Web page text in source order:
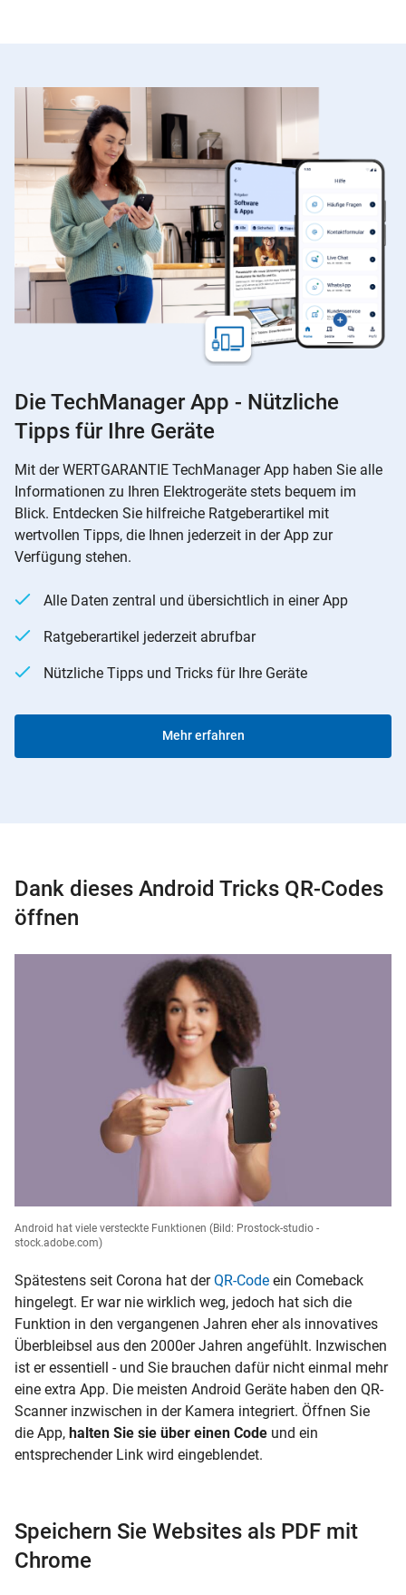
Die TechManager App - Nützliche
Tipps für Ihre Geräte
Mit der WERTGARANTIE TechManager App haben Sie alle
Informationen zu Ihren Elektrogeräte stets bequem im
Blick. Entdecken Sie hilfreiche Ratgeberartikel mit
wertvollen Tipps, die Ihnen jederzeit in der App zur
Verfügung stehen.
Alle Daten zentral und übersichtlich in einer App
Ratgeberartikel jederzeit abrufbar
Nützliche Tipps und Tricks für Ihre Geräte
Mehr erfahren
Dank dieses Android Tricks QR-Codes
öffnen
Android hat viele versteckte Funktionen (Bild: Prostock-studio -
stock.adobe.com)
Spätestens seit Corona hat derQR-Code ein Comeback
hingelegt. Er war nie wirklich weg, jedoch hat sich die
Funktion in den vergangenen Jahren eher als innovatives
Überbleibsel aus den 2000er Jahren angefühlt. Inzwischen
ist er essentiell - und Sie brauchen dafür nicht einmal mehr
eine extra App. Die meisten Android Geräte haben den QR-
Scanner inzwischen in der Kamera integriert. Öffnen Sie
die App, halten Sie sie über einen Code und ein
entsprechender Link wird eingeblendet.
Speichern Sie Websites als PDF mit
Chrome